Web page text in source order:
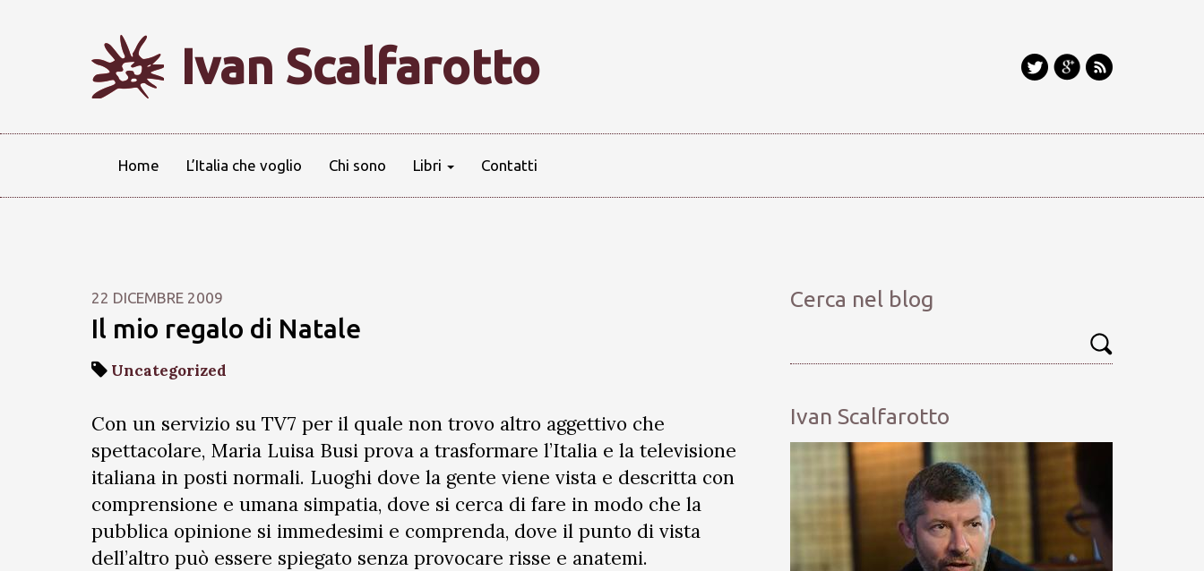
Ivan Scalfarotto
Home L’Italia che voglio Chi sono Libri Contatti
22 DICEMBRE 2009
Il mio regalo di Natale
Uncategorized
Con un servizio su TV7 per il quale non trovo altro aggettivo che
spettacolare, Maria Luisa Busi prova a trasformare l’Italia e la televisione
italiana in posti normali. Luoghi dove la gente viene vista e descritta con
comprensione e umana simpatia, dove si cerca di fare in modo che la
pubblica opinione si immedesimi e comprenda, dove il punto di vista
dell’altro può essere spiegato senza provocare risse e anatemi.
Cerca nel blog
Ivan Scalfarotto